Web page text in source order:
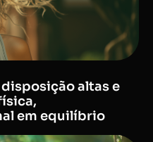
altas e
em equilíbrio